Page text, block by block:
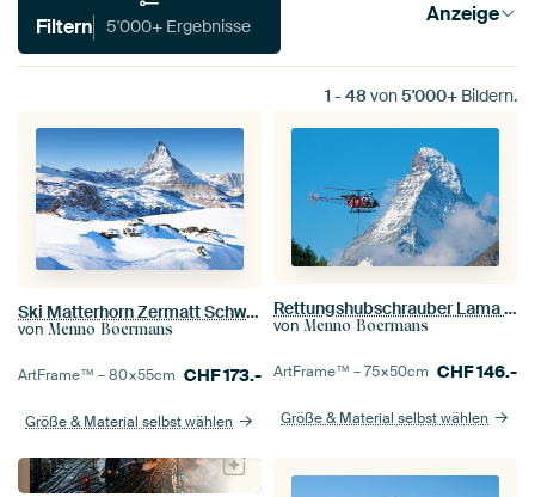
Filtern 5'000+ Ergebnisse Anzeige
1 - 48von5'000+ Bildern.
Ski Matterhorn Zermatt Schweiz
von Menno Boermans
ArtFrame™ –80×55cm CHF173.-
Größe & Material selbst wählen
Rettungshubschrauber Lama und Matterhorn
von Menno Boermans
ArtFrame™ –75×50cm CHF146.-
Größe & Material selbst wählen